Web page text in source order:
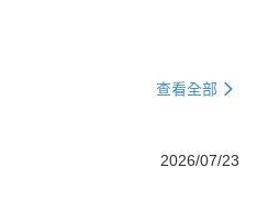
查看全部
2026/07/23